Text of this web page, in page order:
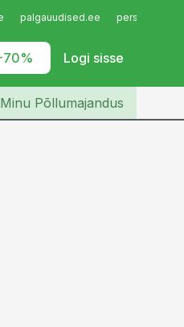
palgauudised.ee
70% Logi sisse
Iseteenindus
Minu Põllumajandus